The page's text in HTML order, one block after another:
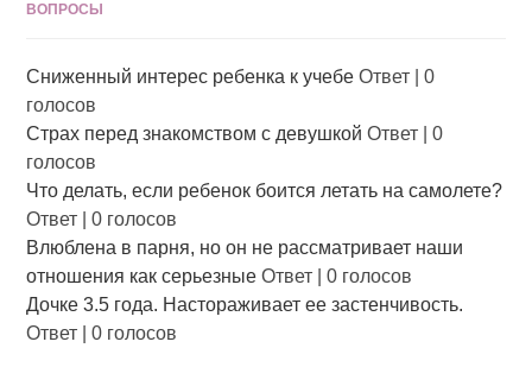
ВОПРОСЫ
Сниженный интерес ребенка к учебе Ответ |0
голосов
Страх перед знакомством с девушкой Ответ |0
голосов
Что делать, если ребенок боится летать на самолете?
Ответ |0 голосов
Влюблена в парня, но он не рассматривает наши
отношения как серьезные Ответ |0 голосов
Дочке 3.5 года. Настораживает ее застенчивость.
Ответ |0 голосов